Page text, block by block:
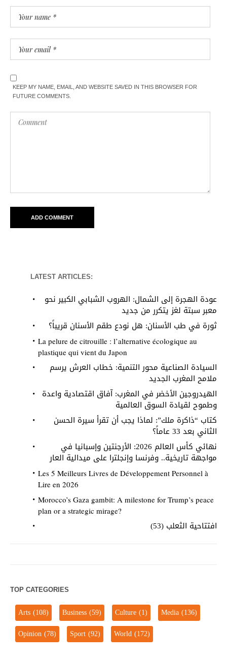
KEEP MY NAME, EMAIL, AND WEBSITE SAVED IN THIS BROWSER FOR
FUTURE COMMENTS.
LATEST ARTICLES:
عودة الهجرة إلى الشمال: الهروب الشبابي الكبير نحو
معبر سبتة لغز يتكرر من جديد
ثورة في طب الأسنان: هل نودع طقم الأسنان قريباً؟
La pelure de citrouille : l’alternative écologique au
plastique qui vient du Japon
السيادة الصناعية محور التنمية: خطاب العرش يرسم
ملامح المغرب الجديد
الهيدروجين الأخضر في المغرب: آفاق اقتصادية واعدة
وطموح لقيادة السوق العالمية
كتاب “ذاكرة ملك”: لماذا يجب أن تقرأ سيرة الحسن
الثاني بعد 33 عاماً؟
نهائي كأس العالم 2026: الأرجنتين وإسبانيا في
مواجهة تاريخية.. وفرنسا وإنجلترا على ميدالية العار
Les 5 Meilleurs Livres de Développement Personnel à
Lire en 2026
Morocco’s Gaza gambit: A milestone for Trump’s peace
plan or a strategic mirage?
افتتاحية الثعلب (53)
TOP CATEGORIES
Arts(108) Business(59) Culture(1) Media(136)
Opinion(78) Sport(92) World(172)